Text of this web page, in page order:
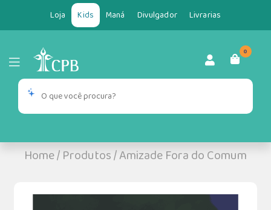
Loja Kids Maná Divulgador Livrarias
0
Home/Produtos/Amizade Fora do Comum